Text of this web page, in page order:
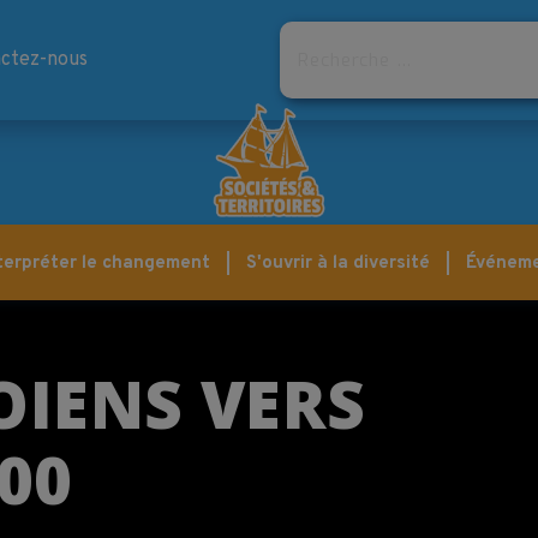
nous
Rechercher
le changement S'ouvrir à la diversité
VERS